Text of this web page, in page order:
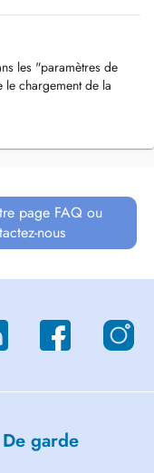
les "paramètres de
chargement de la
page FAQ ou
nous
De garde